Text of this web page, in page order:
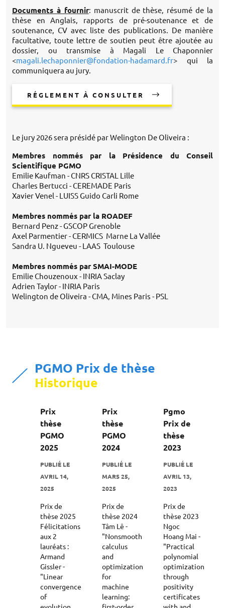
Documents à fournir: manuscrit de thèse, résumé de la
thèse en Anglais, rapports de pré-soutenance et de
soutenance, CV avec liste des publications. De manière
facultative, toute lettre de soutien peut être ajoutée au
dossier, ou transmise à Magali Le Chaponnier
<magali.lechaponnier@fondation-hadamard.fr> qui la
communiquera au jury.
RÉGLEMENT À CONSULTER
Le jury 2026 sera présidé par Welington De Oliveira :
Membres nommés par la Présidence du Conseil
Scientifique PGMO
Emilie Kaufman - CNRS CRISTAL Lille
Charles Bertucci - CEREMADE Paris
Xavier Venel - LUISS Guido Carli Rome
Membres nommés par la ROADEF
Bernard Penz - GSCOP Grenoble
Axel Parmentier - CERMICS Marne La Vallée
Sandra U. Ngueveu - LAAS Toulouse
Membres nommés par SMAI-MODE
Emilie Chouzenoux - INRIA Saclay
Adrien Taylor - INRIA Paris
Welington de Oliveira - CMA, Mines Paris - PSL
PGMO Prix de thèse
Historique
Prix
thèse
PGMO
2025
PUBLIÉ LE
AVRIL 14,
2025
Prix de
thèse 2025
Félicitations
aux 2
lauréats :
Armand
Gissler -
"Linear
convergence
of
Prix
thèse
PGMO
2024
PUBLIÉ LE
MARS 25,
2025
Prix de
thèse 2024
Tâm Lê -
"Nonsmooth
calculus
and
optimization
for
machine
learning:
Pgmo
Prix de
thèse
2023
PUBLIÉ LE
AVRIL 13,
2023
Prix de
thèse 2023
Ngoc
Hoang Mai -
"Practical
polynomial
optimization
through
positivity
certificates